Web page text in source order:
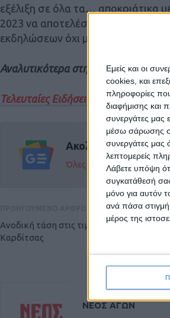
Εμείς και οι
cookies, και
πληροφορίες
διαφήμισης και
συνεργάτες μας
μέσω σάρωσης
συνεργάτες μας
λεπτομερείς
Λάβετε υπόψη
συγκατάθεσή
μόνο για αυτόν
ανά πάσα
μέρος της
εξέλιξη σε όλα τα… αποκριάτικα
2023 να αποτελέσει για μια
εκδηλώσεων όχι μόνο στο Ν.
Αναλυτικότερα στην έντυπη
Τελευταίες Ειδήσεις Σήμερα
Ακολούθησε την
Όλες οι εξελίξεις στην
Ανοδική τάση στις τιμές των καυσίμων
Καρδίτσας
ΝΕΟΣ ΑΓΩΝ